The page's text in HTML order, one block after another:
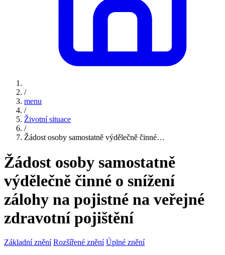
/
menu
/
Životní situace
/
Žádost osoby samostatně výdělečně činné…
Žádost osoby samostatně
výdělečně činné o snížení
zálohy na pojistné na veřejné
zdravotní pojištění
Základní znění Rozšířené znění Úplné znění